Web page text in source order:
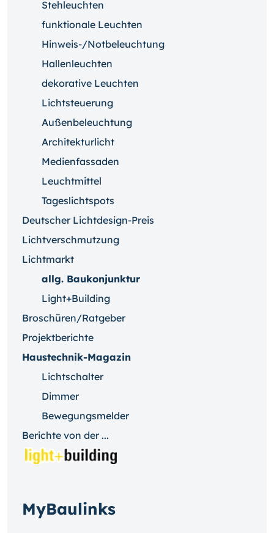
Stehleuchten
funktionale Leuchten
Hinweis-/Notbeleuchtung
Hallenleuchten
dekorative Leuchten
Lichtsteuerung
Außenbeleuchtung
Architekturlicht
Medienfassaden
Leuchtmittel
Tageslichtspots
Deutscher Lichtdesign-Preis
Lichtverschmutzung
Lichtmarkt
allg. Baukonjunktur
Light+Building
Broschüren/Ratgeber
Projektberichte
Haustechnik-Magazin
Lichtschalter
Dimmer
Bewegungsmelder
Berichte von der ...
MyBaulinks